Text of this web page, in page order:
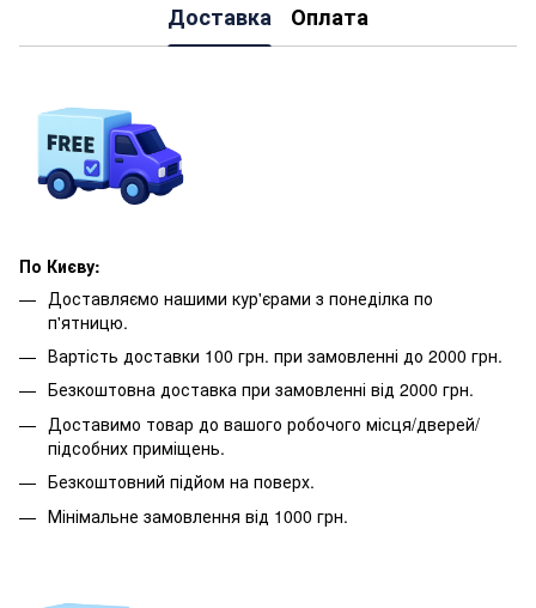
Доставка Оплата
По Києву:
Доставляємо нашими кур'єрами з понеділка по
п'ятницю.
Вартість доставки 100 грн. при замовленні до 2000 грн.
Безкоштовна доставка при замовленні від 2000 грн.
Доставимо товар до вашого робочого місця/дверей/
підсобних приміщень.
Безкоштовний підйом на поверх.
Мінімальне замовлення від 1000 грн.